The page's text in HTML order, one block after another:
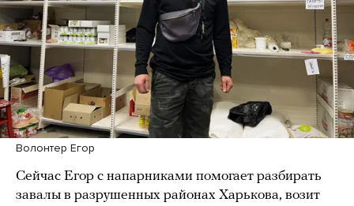
Волонтер Егор
Сейчас Егор с напарниками помогает разбирать
завалы в разрушенных районах Харькова, возит